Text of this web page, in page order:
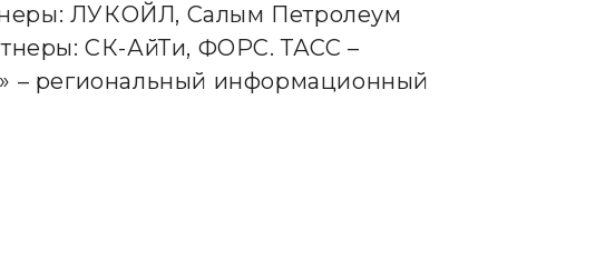
ЛУКОЙЛ, Салым Петролеум
СК-АйТи, ФОРС. ТАСС –
– региональный информационный